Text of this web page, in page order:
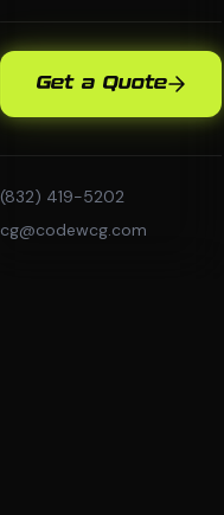
Get a Quote
(832) 419-5202
cg@codewcg.com